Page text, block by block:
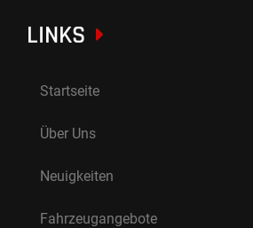
LINKS
Startseite
Über Uns
Neuigkeiten
Fahrzeugangebote